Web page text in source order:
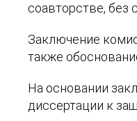
соавторстве, без
Заключение
также
На основании
диссертации к